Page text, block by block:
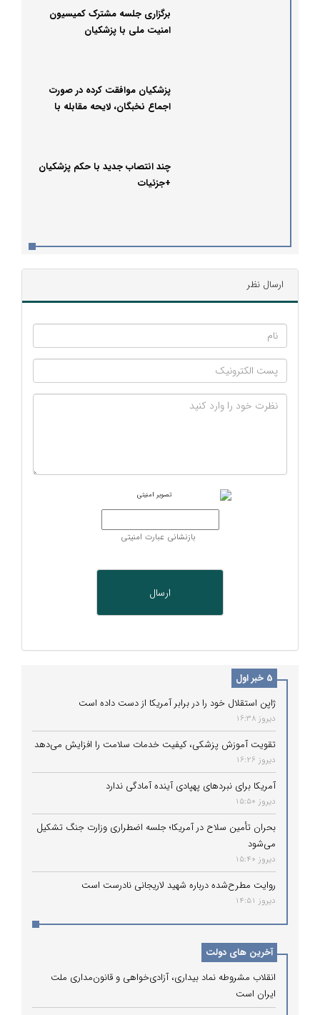
برگزاری جلسه مشترک کمیسیون
امنیت ملی با پزشکیان
پزشکیان موافقت کرده در صورت
اجماع نخبگان، لایحه مقابله با
چند انتصاب جدید با حکم پزشکیان
+جزئیات
ارسال نظر
بازنشانی عبارت امنیتی
5 خبر اول
ژاپن استقلال خود را در برابر آمریکا از دست داده است
دیروز 16:38
تقویت آموزش پزشکی، کیفیت خدمات سلامت را افزایش می‌دهد
دیروز 16:26
آمریکا برای نبردهای پهپادی آینده آمادگی ندارد
دیروز 15:50
بحران تأمین سلاح در آمریکا؛ جلسه اضطراری وزارت جنگ تشکیل
می‌شود
دیروز 15:40
روایت مطرح‌شده درباره شهید لاریجانی نادرست است
دیروز 14:51
آخرین های دولت
انقلاب مشروطه نماد بیداری، آزادی‌خواهی و قانون‌مداری ملت
ایران است